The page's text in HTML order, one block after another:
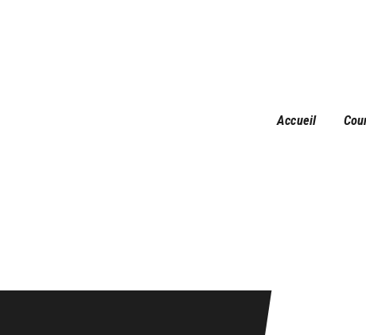
Accueil